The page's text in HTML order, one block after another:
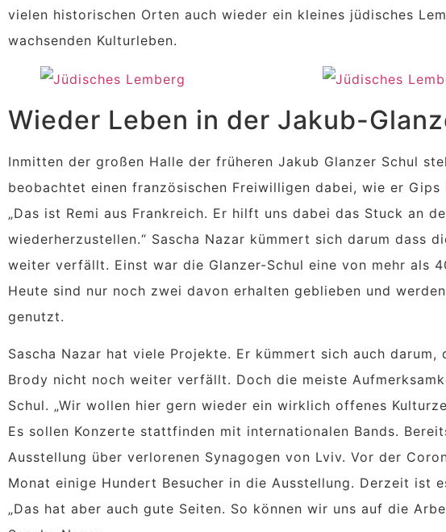
vielen historischen Orten auch wieder ein kleines jüdisches
wachsenden Kulturleben.
Wieder Leben in der Jakub-
Inmitten der großen Halle der früheren Jakub Glanzer Schul
beobachtet einen französischen Freiwilligen dabei, wie er Gips
„Das ist Remi aus Frankreich. Er hilft uns dabei das Stuck an
wiederherzustellen.“ Sascha Nazar kümmert sich darum dass
weiter verfällt. Einst war die Glanzer-Schul eine von mehr als
Heute sind nur noch zwei davon erhalten geblieben und
genutzt.
Sascha Nazar hat viele Projekte. Er kümmert sich auch darum,
Brody nicht noch weiter verfällt. Doch die meiste
Schul. „Wir wollen hier gern wieder ein wirklich offenes
Es sollen Konzerte stattfinden mit internationalen Bands.
Ausstellung über verlorenen Synagogen von Lviv. Vor der
Monat einige Hundert Besucher in die Ausstellung. Derzeit ist
„Das hat aber auch gute Seiten. So können wir uns auf die